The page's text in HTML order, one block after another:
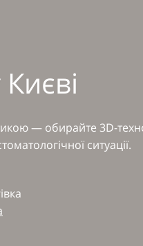
— обирайте 3D-
ситуації.